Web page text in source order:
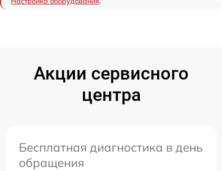
Акции сервисного
центра
Бесплатная диагностика в день
обращения